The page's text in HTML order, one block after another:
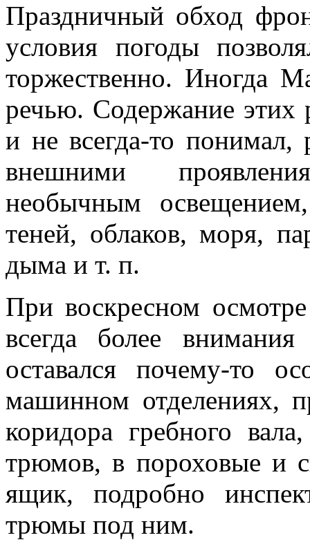
Праздничный обход
условия погоды
торжественно. Иногда
речью. Содержа­ние этих
и не всегда-то понимал,
внешними
необычным
теней, облаков, моря,
дыма и т. п.
При воскресном
всегда более
оставался почему-то
машинном отделениях,
коридора гребно­го
трюмов, в пороховые и
ящик, подробно
трюмы под ним.